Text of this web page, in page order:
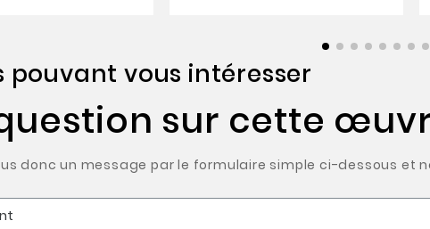
vous intéresser
sur cette
donc un message par le formulaire simple ci-dessous et